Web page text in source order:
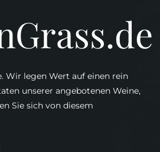
Wir legen Wert auf einen rein
unserer angebotenen Weine,
Sie sich von diesem